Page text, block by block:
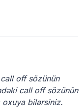
off sözünün
call off sözünün
oxuya bilərsiniz.